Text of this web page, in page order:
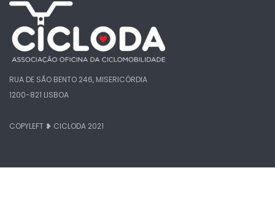
RUA DE SÃO BENTO 246, MISERICÓRDIA
1200-821 LISBOA
COPYLEFT ❥ CICLODA 2021